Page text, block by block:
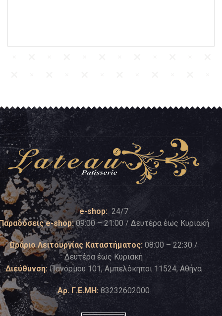
e-shop: 24/7
e-shop:09:00 – 21:00 / Δευτέρα έως Κυριακή
Ωράριο Λειτουργίας Καταστήματος: 08:00 – 22:30 /
Δευτέρα έως Κυριακή
Διεύθυνση: Πανόρμου 101, Αμπελόκηποι 11524, Αθήνα
Αρ. Γ.Ε.ΜΗ: 83232602000